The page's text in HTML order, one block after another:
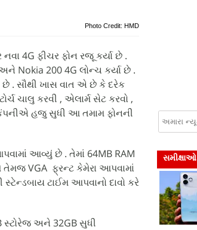
Photo Credit: HMD
4G ફીચર ફોન રજૂ કર્યા છે .
Nokia 200 4G લોન્ચ કર્યા છે .
છે . સૌથી ખાસ વાત એ છે કે દરેક
ચાલુ કરવી , એલાર્મ સેટ કરવો ,
કંપનીએ હજુ સુધી આ તમામ ફોનની
આવ્યું છે . તેમાં 64MB RAM
તેમજ VGA ફ્રન્ટ કેમેરા આપવામાં
ટાઈમ આપવાનો દાવો કરે
સ્ટોરેજ અને 32GB સુધી
સમીક્ષાઓ